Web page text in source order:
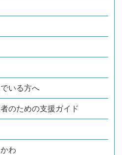
いる方へ
のための支援ガイド
わ